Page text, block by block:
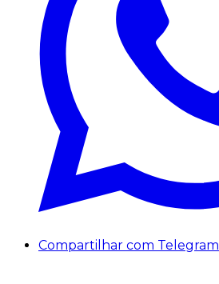
Compartilhar com Telegram